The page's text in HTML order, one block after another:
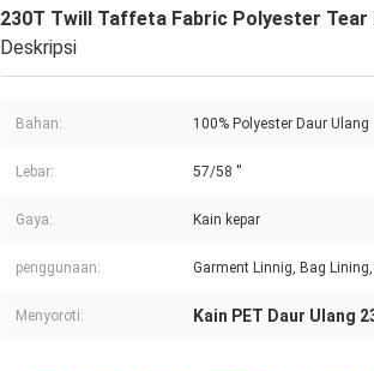
230T Twill Taffeta Fabric Polyester Tear
Deskripsi
Bahan: 100% Polyester Daur Ulang
Lebar: 57/58 ''
Gaya: Kain kepar
penggunaan: Garment Linnig, Bag
Menyoroti: Kain PET Daur Ulang